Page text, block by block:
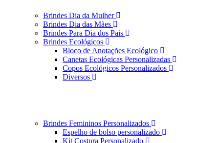
Brindes Dia da Mulher
Brindes Dia das Mães
Brindes Para Dia dos Pais
Brindes Ecológicos
Bloco de Anotações Ecológico
Canetas Ecológicas Personalizadas
Copos Ecológicos Personalizados
Diversos
Brindes Femininos Personalizados
Espelho de bolso personalizado
Kit Costura Personalizado